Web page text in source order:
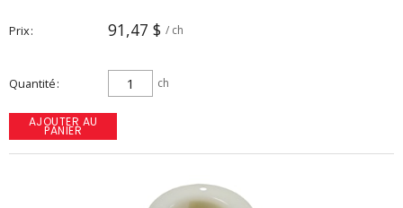
Prix 91,47 $ / ch
Quantité ch
AJOUTER AU
PANIER